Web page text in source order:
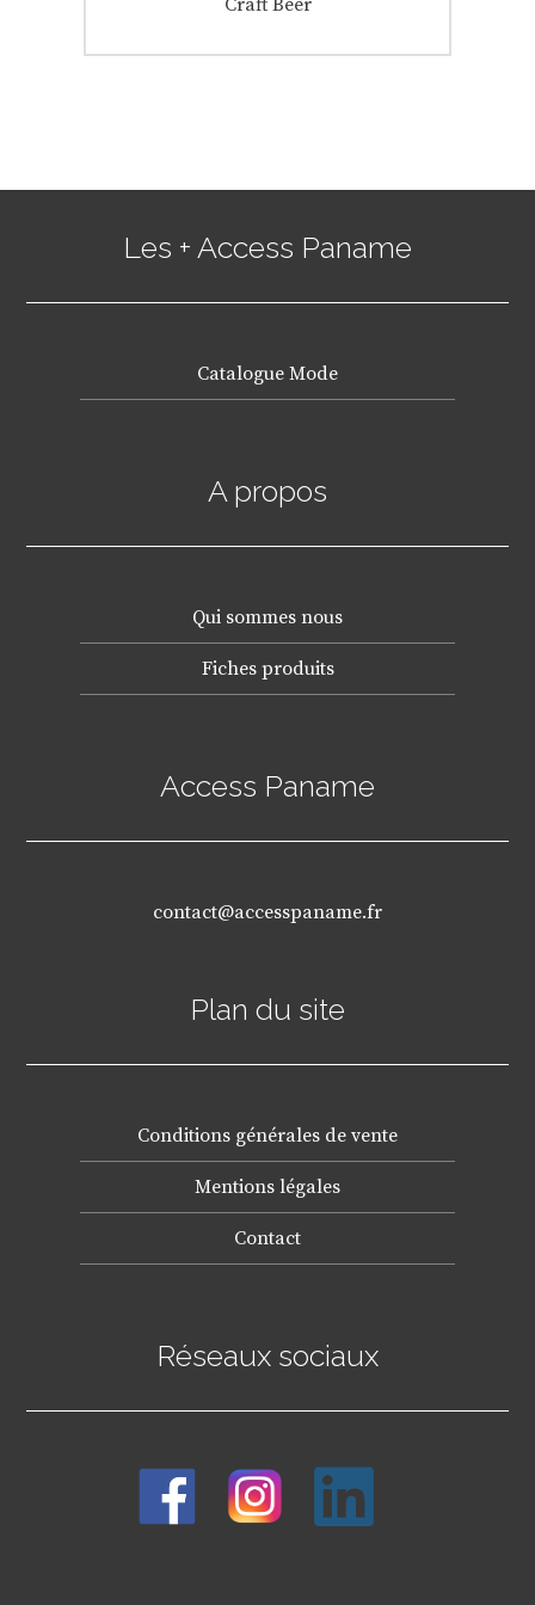
Les + Access Paname
Catalogue Mode
A propos
Qui sommes nous
Fiches produits
Access Paname
contact@accesspaname.fr
Plan du site
Conditions générales de vente
Mentions légales
Contact
Réseaux sociaux